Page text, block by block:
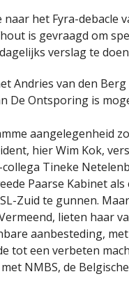
het Fyra-debacle
is gevraagd om
verslag te
Andries van den
De Ontsporing is
aangelegenheid
hier Wim Kok,
Tineke
Paarse Kabinet
Zuid te gunnen.
lieten haar
aanbesteding,
tot een verbeten
NMBS, de